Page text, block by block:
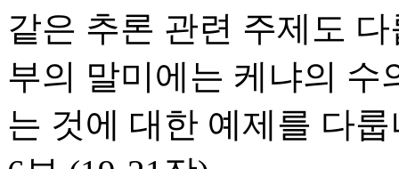
같은 추론 관련 주제도
부의 말미에는 케냐의 수
는 것에 대한 예제를 다